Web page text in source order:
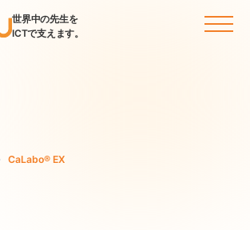
世界中の先生を
ICTで支えます。
CaLabo® EX